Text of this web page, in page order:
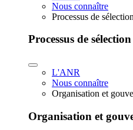
Nous connaître
Processus de sélection
Processus de sélection
L'ANR
Nous connaître
Organisation et
Organisation et